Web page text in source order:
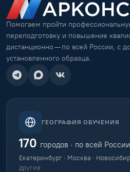
Помогаем пройти
переподготовку и повышение
дистанционно — по всей России, с
установленного образца.
ГЕОГРАФИЯ ОБУЧЕНИЯ
170 городов · по всей России
Екатеринбург · Москва ·
другие